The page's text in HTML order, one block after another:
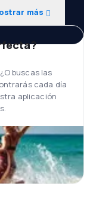
más
buscas las
cada día
aplicación